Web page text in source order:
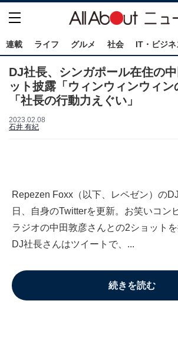
連載 ライフ グルメ 社会 IT・ビジネ
DJ社長、シンガポール在住の
ット披露「ウィンウィンウィン
「社長の行動力えぐい」
2023.02.08
石井 有紀
Repezen Foxx（以下、レペゼン）の
日、自身のTwitterを更新。お笑いコン
ラジオの中田敦彦さんとの2ショットを
DJ社長さんはツイートで、...
続きを読む